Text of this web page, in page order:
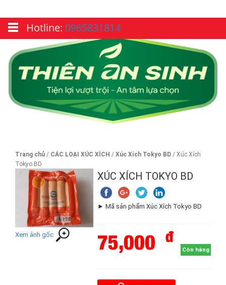
Trang chủ / CÁC LOẠI XÚC XÍCH / Xúc Xích Tokyo BD / Xúc Xích
Tokyo BD
Xem ảnh gốc
XÚC XÍCH TOKYO BD
► Mã sản phẩm Xúc Xích Tokyo BD
75,000 đ
Còn hàng
Hotline: 0965831814